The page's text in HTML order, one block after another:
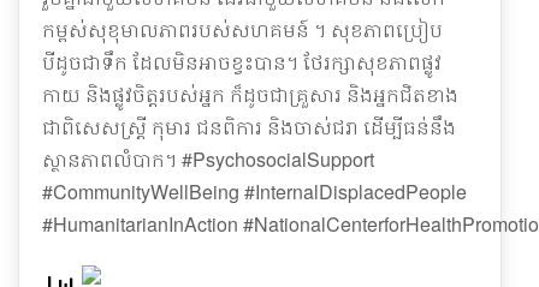
កម្ពស់សុខុមាលភាពរបស់សហគមន៍ ។ សុខភាពប្រៀប
បីដូចជាទឹក ដែលមិនអាចខ្វះបាន។​ ថែរក្សាសុខភាពផ្លូវ
កាយ និងផ្លូវចិត្តរបស់អ្នក ក៏ដូចជាគ្រួសារ និងអ្នកជិតខាង
ជាពិសេសស្ត្រី កុមារ ជនពិការ និងចាស់ជរា ដើម្បីធន់នឹង
ស្ថានភាពលំបាក។ #PsychosocialSupport
#CommunityWellBeing #InternalDisplacedPeople
#HumanitarianInAction